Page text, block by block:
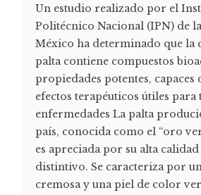
Un estudio realizado por el
Politécnico Nacional (IPN) de
México ha determinado que la
palta contiene compuestos
propiedades potentes, capaces
efectos terapéuticos útiles
enfermedades La palta
país, conocida como el “oro
es apreciada por su alta
distintivo. Se caracteriza por
cremosa y una piel de color